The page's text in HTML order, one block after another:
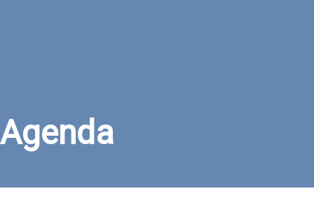
Agenda